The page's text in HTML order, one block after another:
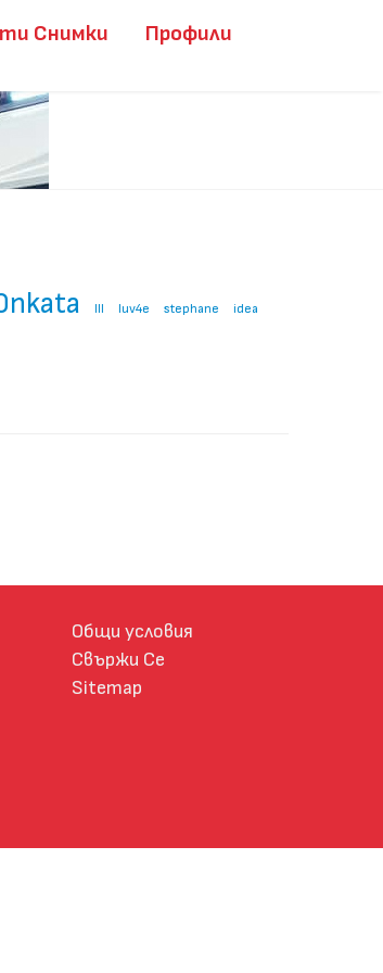
Снимки Профили
lll luv4e stephane
idea
Общи условия
Свържи Се
Sitemap